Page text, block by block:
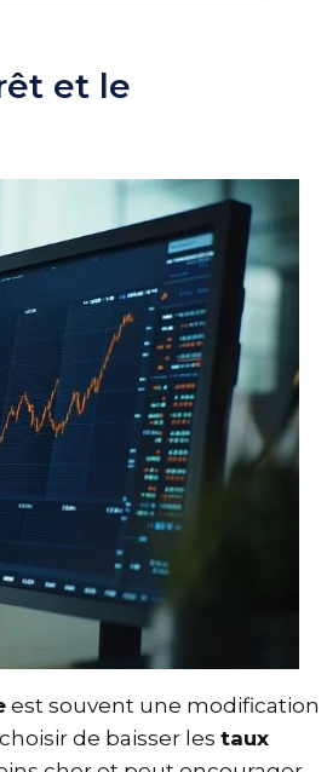
et le
est souvent une modification
choisir de baisser lestaux